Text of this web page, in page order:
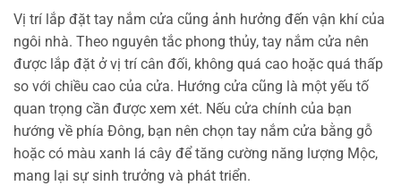
Vị trí lắp đặt tay nắm cửa cũng ảnh hưởng đến vận khí của
ngôi nhà. Theo nguyên tắc phong thủy, tay nắm cửa nên
được lắp đặt ở vị trí cân đối, không quá cao hoặc quá thấp
so với chiều cao của cửa. Hướng cửa cũng là một yếu tố
quan trọng cần được xem xét. Nếu cửa chính của bạn
hướng về phía Đông, bạn nên chọn tay nắm cửa bằng gỗ
hoặc có màu xanh lá cây để tăng cường năng lượng Mộc,
mang lại sự sinh trưởng và phát triển.